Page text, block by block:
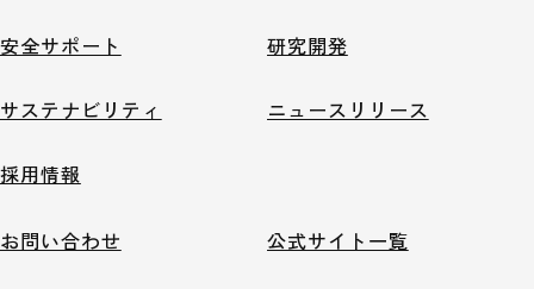
安全サポート 研究開発
サステナビリティ ニュースリリース
採用情報
お問い合わせ 公式サイト一覧